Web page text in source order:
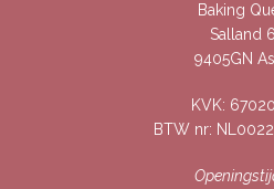
Baking
Salland
9405GN
KVK:
BTW nr: